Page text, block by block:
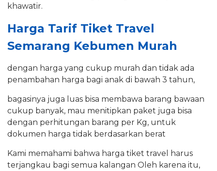
khawatir.
Harga Tarif Tiket Travel
Semarang Kebumen Murah
dengan harga yang cukup murah dan tidak ada
penambahan harga bagi anak di bawah 3 tahun,
bagasinya juga luas bisa membawa barang bawaan
cukup banyak, mau menitipkan paket juga bisa
dengan perhitungan barang per Kg, untuk
dokumen harga tidak berdasarkan berat
Kami memahami bahwa harga tiket travel harus
terjangkau bagi semua kalangan Oleh karena itu,